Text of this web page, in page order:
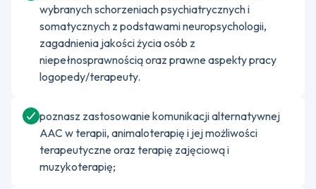
wybranych schorzeniach psychiatrycznych i
somatycznych z podstawami neuropsychologii,
zagadnienia jakości życia osób z
niepełnosprawnością oraz prawne aspekty pracy
logopedy/terapeuty.
poznasz zastosowanie komunikacji alternatywnej
AAC w terapii, animaloterapię i jej możliwości
terapeutyczne oraz terapię zajęciową i
muzykoterapię;